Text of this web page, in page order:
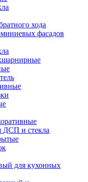
хода
фасадов
ДСП и стекла
для кухонных